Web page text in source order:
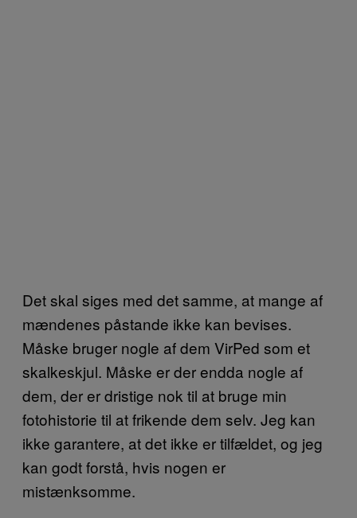
Det skal siges med det samme, at mange af
mændenes påstande ikke kan bevises.
Måske bruger nogle af dem VirPed som et
skalkeskjul. Måske er der endda nogle af
dem, der er dristige nok til at bruge min
fotohistorie til at frikende dem selv. Jeg kan
ikke garantere, at det ikke er tilfældet, og jeg
kan godt forstå, hvis nogen er
mistænksomme.